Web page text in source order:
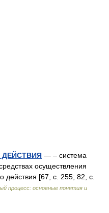
— – система
осуществления
действия [67, c. 255; 82, c.
процесс: основные понятия и